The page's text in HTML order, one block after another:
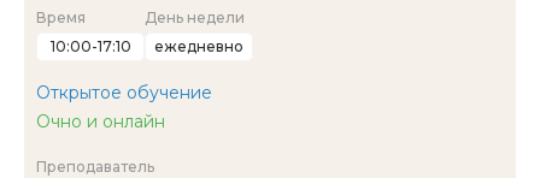
Время
10:00-17:10
День недели
ежедневно
Открытое обучение
Очно и онлайн
Преподаватель